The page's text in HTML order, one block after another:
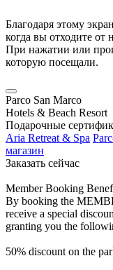
Благодаря этому
когда вы отходите от
При нажатии или
которую посещали.
Parco San Marco
Hotels & Beach Resort
Подарочные
Aria Retreat & Spa
магазин
Заказать сейчас
Member Booking
By booking the
receive a special
granting you the
50% discount on the